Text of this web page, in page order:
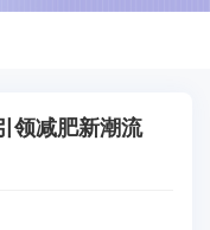
领减肥新潮流